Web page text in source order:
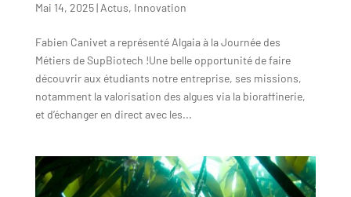
Mai 14, 2025| Actus, Innovation
Fabien Canivet a représenté Algaia à la Journée des
Métiers de SupBiotech !Une belle opportunité de faire
découvrir aux étudiants notre entreprise, ses missions,
notamment la valorisation des algues via la bioraffinerie,
et d’échanger en direct avec les...